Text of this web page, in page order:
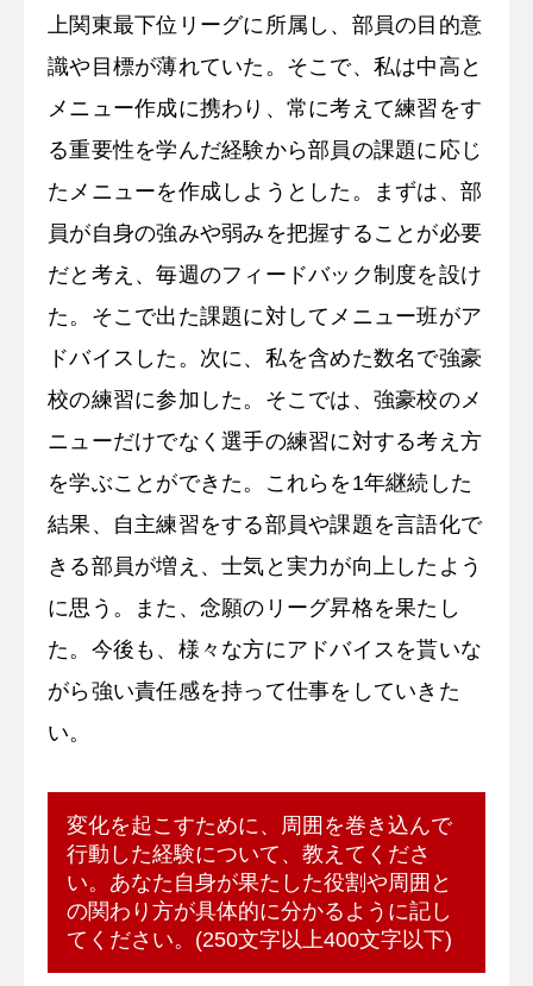
上関東最下位リーグに所属し、部員の目的意
識や目標が薄れていた。そこで、私は中高と
メニュー作成に携わり、常に考えて練習をす
る重要性を学んだ経験から部員の課題に応じ
たメニューを作成しようとした。まずは、部
員が自身の強みや弱みを把握することが必要
だと考え、毎週のフィードバック制度を設け
た。そこで出た課題に対してメニュー班がア
ドバイスした。次に、私を含めた数名で強豪
校の練習に参加した。そこでは、強豪校のメ
ニューだけでなく選手の練習に対する考え方
を学ぶことができた。これらを1年継続した
結果、自主練習をする部員や課題を言語化で
きる部員が増え、士気と実力が向上したよう
に思う。また、念願のリーグ昇格を果たし
た。今後も、様々な方にアドバイスを貰いな
がら強い責任感を持って仕事をしていきた
い。
変化を起こすために、周囲を巻き込んで
行動した経験について、教えてくださ
い。あなた自身が果たした役割や周囲と
の関わり方が具体的に分かるように記し
てください。(250文字以上400文字以下)